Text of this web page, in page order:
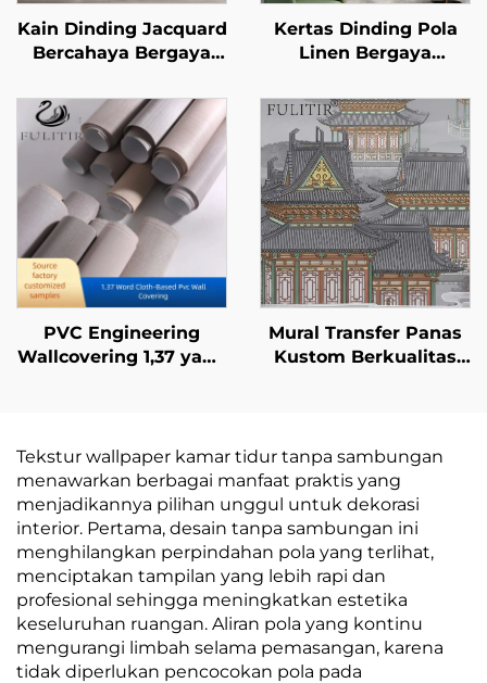
Kain Dinding Jacquard
Bercahaya Bergaya
Jacquard Eksklusif
untuk Dilapis di
Seluruh Rumah, Tahan
Lama dan Anti Kotor,
Cocok untuk Ruang
Tamu dan Kamar
Tidur
Kertas Dinding Pola
Linen Bergaya
Pelapis Dinding
Berdimensi Tiga untuk
Dinding Kepala
Tempat Tidur di
Kamar Tidur, Material
Ramah Lingkungan,
Tersedia dalam
Banyak Warna
PVC Engineering
Wallcovering 1,37 yang
Wallcovering Tahan
Api, Produsen, Bahan
Non-woven Fabric, 2,8
Meter
Mural Transfer Panas
Kustom Berkualitas
Belakang Tanpa
Sambungan untuk
Seluruh Rumah,
Ruang Tamu, Koridor,
dan Kamar Tidur
Tekstur wallpaper kamar tidur tanpa sambungan
menawarkan berbagai manfaat praktis yang
menjadikannya pilihan unggul untuk dekorasi
interior. Pertama, desain tanpa sambungan ini
menghilangkan perpindahan pola yang terlihat,
menciptakan tampilan yang lebih rapi dan
profesional sehingga meningkatkan estetika
keseluruhan ruangan. Aliran pola yang kontinu
mengurangi limbah selama pemasangan, karena
tidak diperlukan pencocokan pola pada